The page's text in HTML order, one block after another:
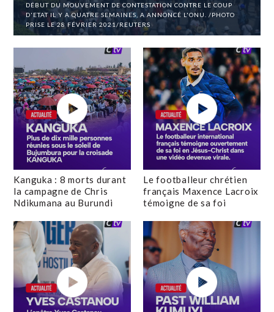
DÉBUT DU MOUVEMENT DE CONTESTATION CONTRE LE COUP
D'ETAT IL Y A QUATRE SEMAINES, A ANNONCÉ L'ONU. /PHOTO
PRISE LE 28 FÉVRIER 2021/REUTERS
Kanguka : 8 morts durant
la campagne de Chris
Ndikumana au Burundi
Le footballeur chrétien
français Maxence Lacroix
témoigne de sa foi